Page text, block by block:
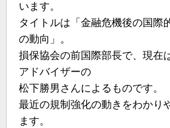
います。
タイトルは「金融危機後の国際
の動向」。
損保協会の前国際部長で、現在
アドバイザーの
松下勝男さんによるものです。
最近の規制強化の動きをわかり
ます。